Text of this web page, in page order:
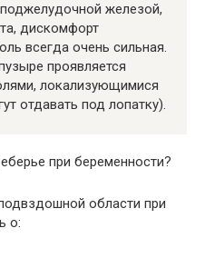
железой,
дискомфорт
всегда очень сильная.
проявляется
локализующимися
отдавать под лопатку).
при беременности?
области при
о: